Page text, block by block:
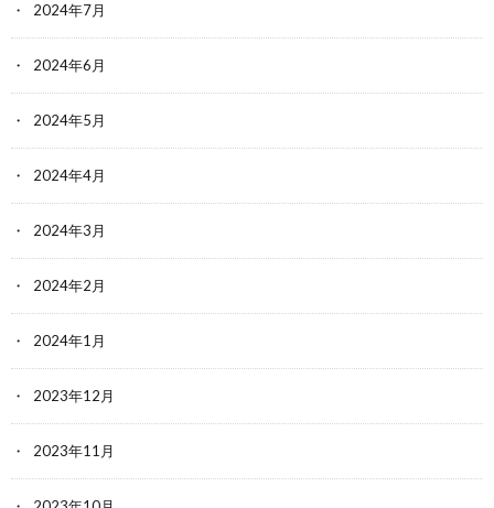
2024年7月
2024年6月
2024年5月
2024年4月
2024年3月
2024年2月
2024年1月
2023年12月
2023年11月